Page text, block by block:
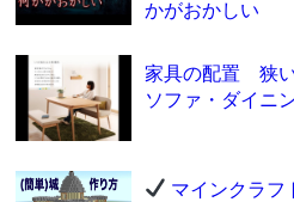
かがおかしい
家具の配置 狭
ソファ・ダイニ
マインクラフ